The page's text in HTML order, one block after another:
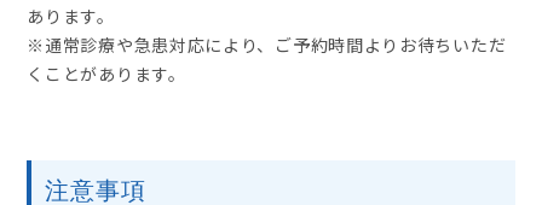
あります。
※通常診療や急患対応により、ご予約時間よりお待ちいただ
くことがあります。
注意事項